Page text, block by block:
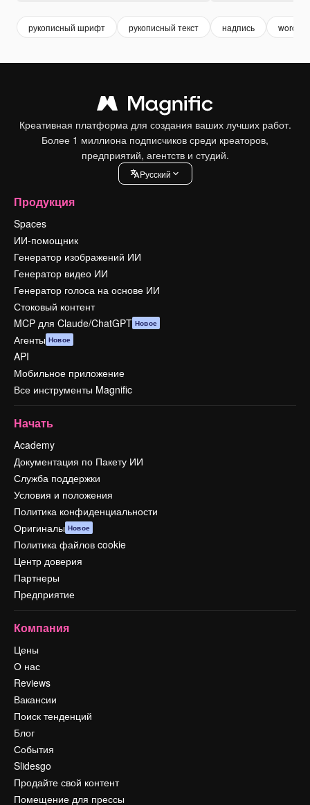
рукописный шрифт рукописный текст надпись word
Креативная платформа для создания ваших лучших работ.
Более 1 миллиона подписчиков среди креаторов,
предприятий, агентств и студий.
Pусский
Продукция
Spaces
ИИ-помощник
Генератор изображений ИИ
Генератор видео ИИ
Генератор голоса на основе ИИ
Стоковый контент
MCP для Claude/ChatGPT Новое
Агенты Новое
API
Мобильное приложение
Все инструменты Magnific
Начать
Academy
Документация по Пакету ИИ
Служба поддержки
Условия и положения
Политика конфиденциальности
Оригиналы Новое
Политика файлов cookie
Центр доверия
Партнеры
Предприятие
Компания
Цены
О нас
Reviews
Вакансии
Поиск тенденций
Блог
События
Slidesgo
Продайте свой контент
Помещение для прессы